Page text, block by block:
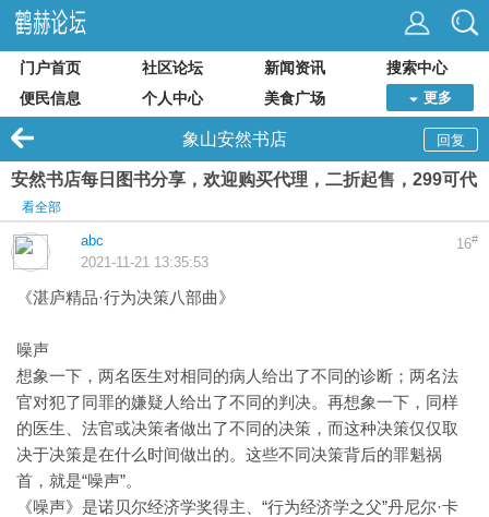
门户首页 社区论坛 新闻资讯
搜索中心
便民信息
个人中心 美食广场 更多
回复
象山安然书店
安然书店每日图书分享，欢迎购买代理，二折起售，299可代
看全部
16#
abc
2021-11-21 13:35:53
《湛庐精品·行为决策八部曲》
噪声
想象一下，两名医生对相同的病人给出了不同的诊断；两名法
官对犯了同罪的嫌疑人给出了不同的判决。再想象一下，同样
的医生、法官或决策者做出了不同的决策，而这种决策仅仅取
决于决策是在什么时间做出的。这些不同决策背后的罪魁祸
首，就是“噪声”。
《噪声》是诺贝尔经济学奖得主、“行为经济学之父”丹尼尔·卡